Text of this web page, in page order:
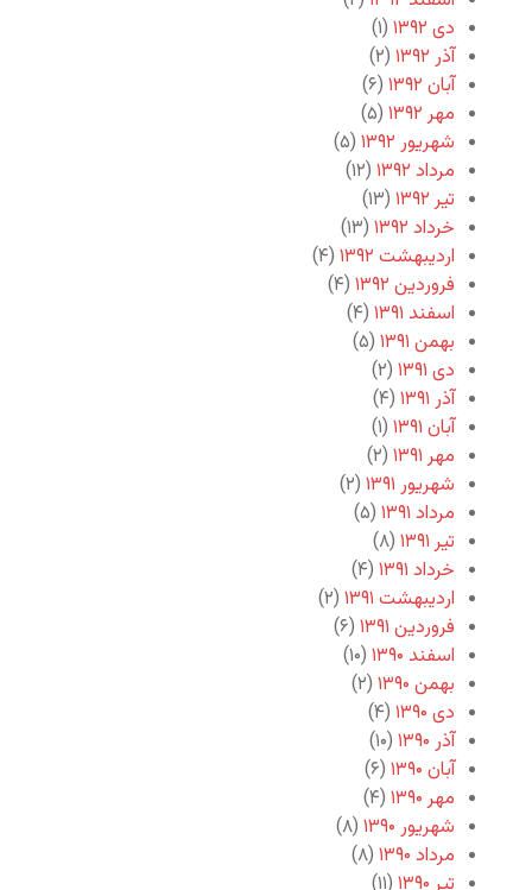
دی ۱۳۹۲
(۱)
آذر ۱۳۹۲
(۲)
آبان ۱۳۹۲
(۶)
مهر ۱۳۹۲
(۵)
شهریور ۱۳۹۲
(۵)
مرداد ۱۳۹۲
(۱۲)
تیر ۱۳۹۲
(۱۳)
خرداد ۱۳۹۲
(۱۳)
اردیبهشت ۱۳۹۲
(۴)
فروردین ۱۳۹۲
(۴)
اسفند ۱۳۹۱
(۴)
بهمن ۱۳۹۱
(۵)
دی ۱۳۹۱
(۲)
آذر ۱۳۹۱
(۴)
آبان ۱۳۹۱
(۱)
مهر ۱۳۹۱
(۲)
شهریور ۱۳۹۱
(۲)
مرداد ۱۳۹۱
(۵)
تیر ۱۳۹۱
(۸)
خرداد ۱۳۹۱
(۴)
اردیبهشت ۱۳۹۱
(۲)
فروردین ۱۳۹۱
(۶)
اسفند ۱۳۹۰
(۱۰)
بهمن ۱۳۹۰
(۲)
دی ۱۳۹۰
(۴)
آذر ۱۳۹۰
(۱۰)
آبان ۱۳۹۰
(۶)
مهر ۱۳۹۰
(۴)
شهریور ۱۳۹۰
(۸)
مرداد ۱۳۹۰
(۸)